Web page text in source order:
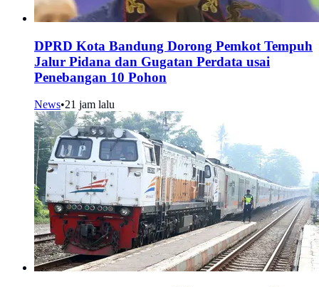
DPRD Kota Bandung Dorong Pemkot Tempuh
Jalur Pidana dan Gugatan Perdata usai
Penebangan 10 Pohon
News•21 jam lalu